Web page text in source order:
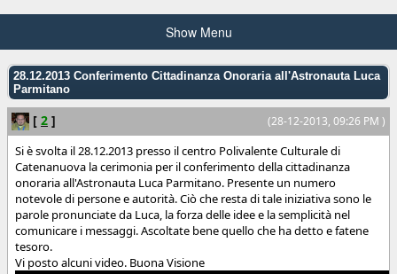
Show Menu
28.12.2013 Conferimento Cittadinanza Onoraria all'Astronauta Luca
Parmitano
(28-12-2013, 09:26 PM )
[ 2 ]
Si è svolta il 28.12.2013 presso il centro Polivalente Culturale di
Catenanuova la cerimonia per il conferimento della cittadinanza
onoraria all'Astronauta Luca Parmitano. Presente un numero
notevole di persone e autorità. Ciò che resta di tale iniziativa sono le
parole pronunciate da Luca, la forza delle idee e la semplicità nel
comunicare i messaggi. Ascoltate bene quello che ha detto e fatene
tesoro.
Vi posto alcuni video. Buona Visione